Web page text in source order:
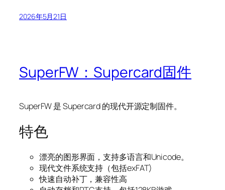
2026年5月21日
SuperFW：Supercard固件
SuperFW 是 Supercard 的现代开源定制固件。
特色
漂亮的图形界面，支持多语言和Unicode。
现代文件系统支持（包括exFAT)
快速自动补丁，兼容性高